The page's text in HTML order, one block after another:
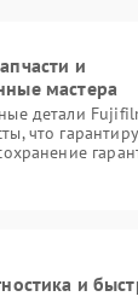
и
мастера
детали
что
и